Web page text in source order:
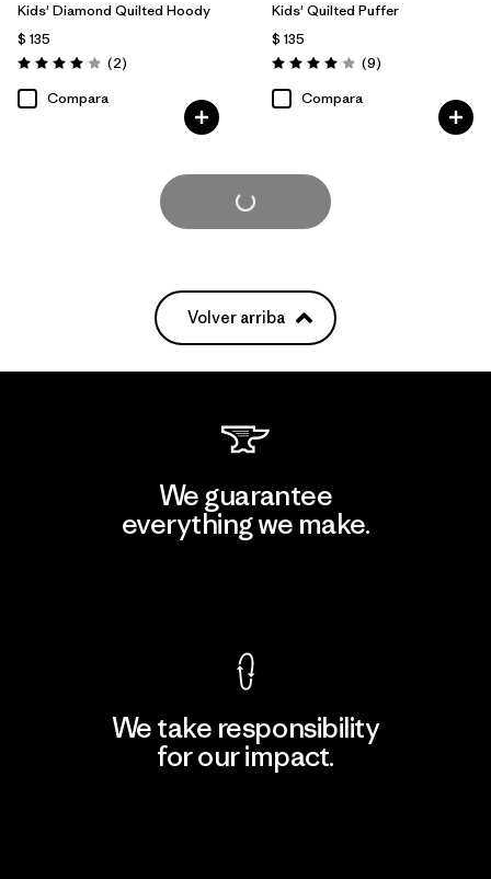
Kids' Diamond Quilted Hoody
$ 135
Valoración: 4.0 / 5
(2Comentarios
)
Compara
Kids' Quilted Puffer
$ 135
Valoración: 4.0 / 5
(9Comentarios
)
Compara
Cargar Más
Volver arriba
We guarantee
everything we make.
We take responsibility
for our impact.